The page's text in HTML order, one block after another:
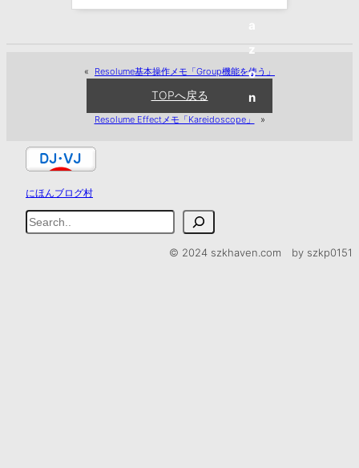
z
o
n
« Resolume基本操作メモ「Group機能を使う」
TOPへ戻る
Resolume Effectメモ「Kareidoscope」 »
にほんブログ村
検
索
© 2024 szkhaven.com by szkp0151